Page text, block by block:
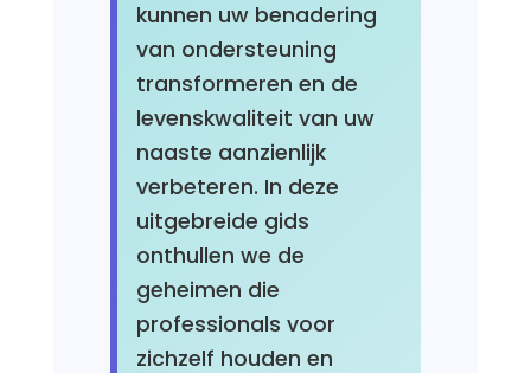
kunnen uw benadering
van ondersteuning
transformeren en de
levenskwaliteit van uw
naaste aanzienlijk
verbeteren. In deze
uitgebreide gids
onthullen we de
geheimen die
professionals voor
zichzelf houden en